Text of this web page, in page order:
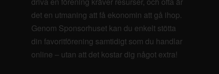
det en utmaning att få ekonomin att gå ihop.
Genom Sponsorhuset kan du enkelt stötta
din favoritförening samtidigt som du handlar
online – utan att det kostar dig något extra!